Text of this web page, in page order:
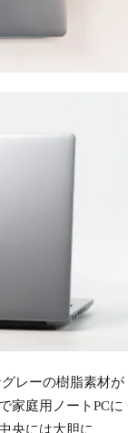
レーの樹脂素材が
家庭用ノートPCに
央には大胆に